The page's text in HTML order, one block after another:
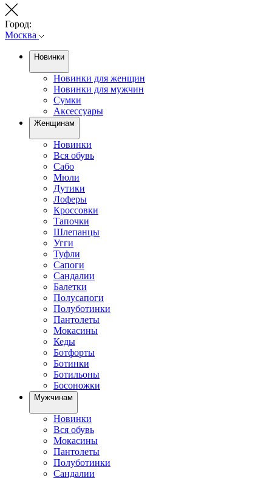
Город:
Москва
Новинки
Новинки для женщин
Новинки для мужчин
Сумки
Аксессуары
Женщинам
Новинки
Вся обувь
Сабо
Мюли
Дутики
Лоферы
Кроссовки
Тапочки
Шлепанцы
Угги
Туфли
Сапоги
Сандалии
Балетки
Полусапоги
Полуботинки
Пантолеты
Мокасины
Кеды
Ботфорты
Ботинки
Ботильоны
Босоножки
Мужчинам
Новинки
Вся обувь
Мокасины
Пантолеты
Полуботинки
Сандалии